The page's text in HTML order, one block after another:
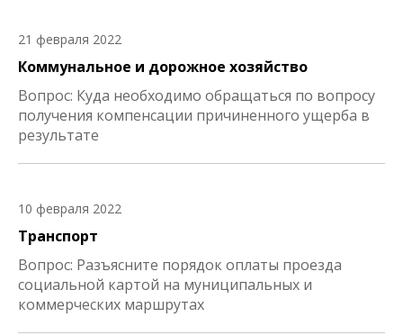
21 февраля 2022
Коммунальное и дорожное хозяйство
Вопрос: Куда необходимо обращаться по вопросу
получения компенсации причиненного ущерба в
результате
10 февраля 2022
Транспорт
Вопрос: Разъясните порядок оплаты проезда
социальной картой на муниципальных и
коммерческих маршрутах